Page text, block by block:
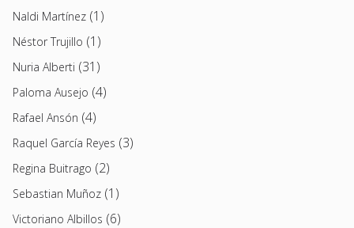
Naldi Martínez (1)
Néstor Trujillo (1)
Nuria Alberti (31)
Paloma Ausejo (4)
Rafael Ansón (4)
Raquel García Reyes (3)
Regina Buitrago (2)
Sebastian Muñoz (1)
Victoriano Albillos (6)